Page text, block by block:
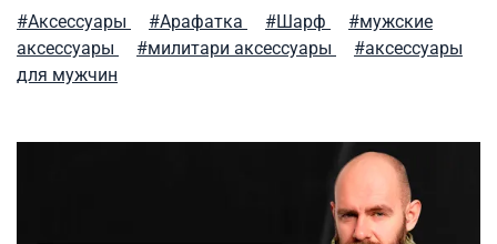
мужские шорты туристический рюкзак
куртка на синтепоне
бесшовное мужское термобелье
5.11 tactical
#Аксессуары #Арафатка #Шарф
#мужские
аксессуары
#милитари аксессуары
#аксессуары
для мужчин